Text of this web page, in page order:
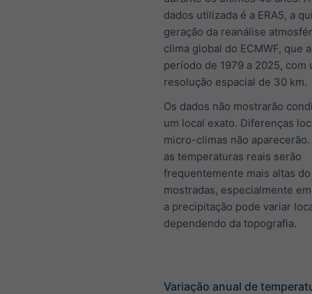
dados utilizada é a ERA5, a
geração da reanálise
clima global do ECMWF, que
período de 1979 a 2025, com
resolução espacial de 30 km.
Os dados não mostrarão
um local exato. Diferenças
micro-climas não
as temperaturas reais serão
frequentemente mais altas
mostradas, especialmente
a precipitação pode variar
dependendo da topografia.
Variação anual de